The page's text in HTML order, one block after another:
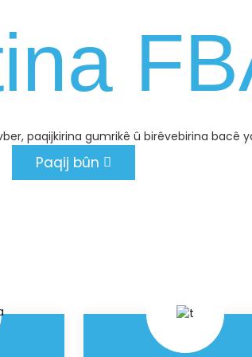
paqijkirina gumrikê û birêvebirina bacê
Paqij bûn